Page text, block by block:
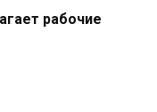
рабочие